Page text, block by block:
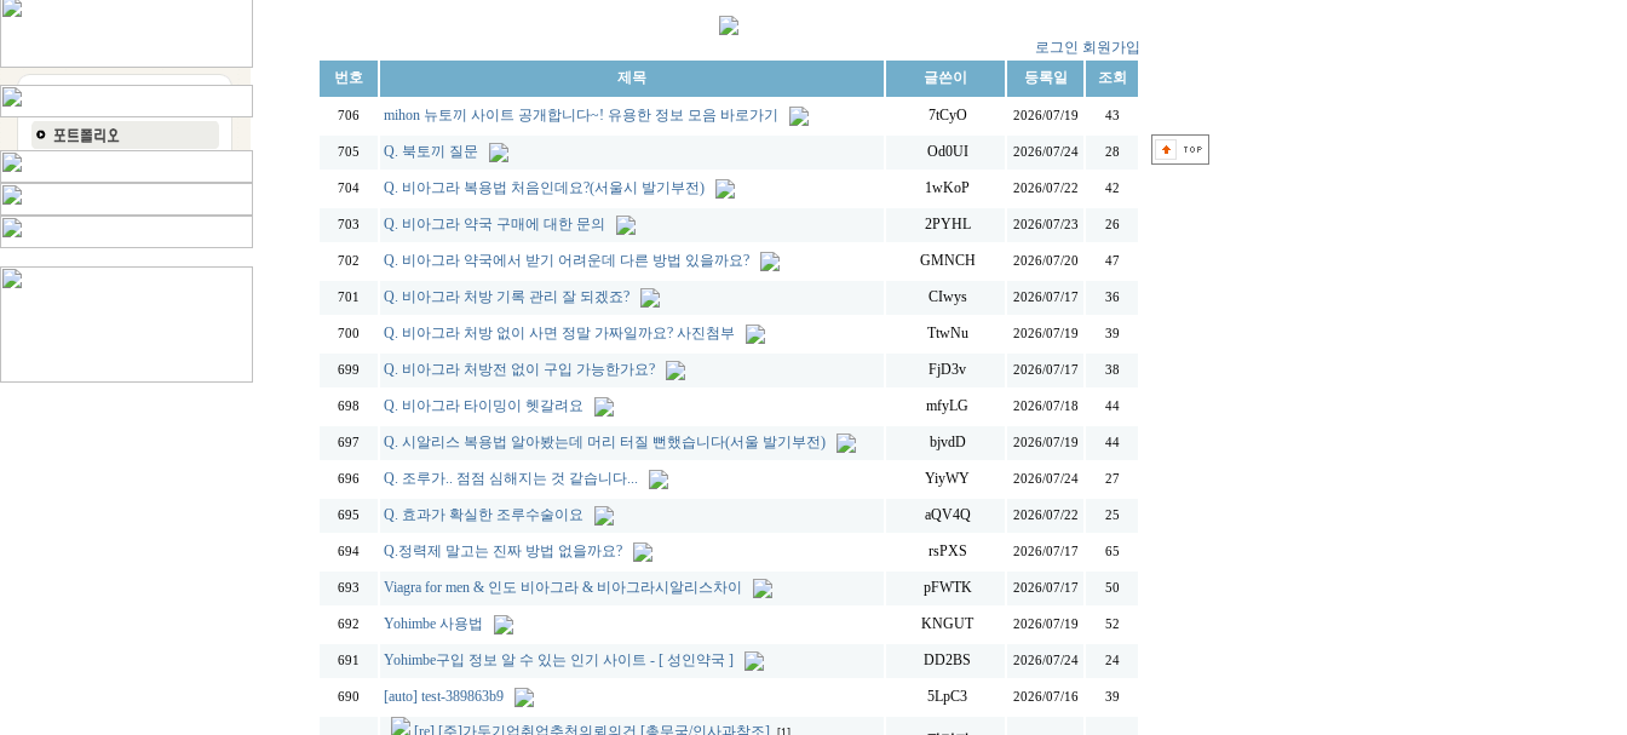
로그인 회원가입
번호
제목 글쓴이 등록일 조회
706 mihon 뉴토끼 사이트 공개합니다~! 유용한 정보 모음 바로가기 7tCyO 2026/07/19 43
705 Q. 북토끼 질문 Od0UI 2026/07/24 28
704 Q. 비아그라 복용법 처음인데요?(서울시 발기부전) 1wKoP 2026/07/22 42
703 Q. 비아그라 약국 구매에 대한 문의 2PYHL 2026/07/23 26
702 Q. 비아그라 약국에서 받기 어려운데 다른 방법 있을까요? GMNCH 2026/07/20 47
701 Q. 비아그라 처방 기록 관리 잘 되겠죠? CIwys 2026/07/17 36
700 Q. 비아그라 처방 없이 사면 정말 가짜일까요? 사진첨부 TtwNu 2026/07/19 39
699 Q. 비아그라 처방전 없이 구입 가능한가요? FjD3v 2026/07/17 38
698 Q. 비아그라 타이밍이 헷갈려요 mfyLG 2026/07/18 44
697 Q. 시알리스 복용법 알아봤는데 머리 터질 뻔했습니다(서울 발기부전) bjvdD 2026/07/19 44
696 Q. 조루가.. 점점 심해지는 것 같습니다... YiyWY 2026/07/24 27
695 Q. 효과가 확실한 조루수술이요 aQV4Q 2026/07/22 25
694 Q.정력제 말고는 진짜 방법 없을까요? rsPXS 2026/07/17 65
693 Viagra for men & 인도 비­아그라 & 비­아그라시알리스차이 pFWTK 2026/07/17 50
692 Yohimbe 사용법 KNGUT 2026/07/19 52
691 Yohimbe구입 정보 알 수 있는 인기 사이트 - [ 성인약국 ] DD2BS 2026/07/24 24
690 [auto] test-389863b9 5LpC3 2026/07/16 39
[re] [주]가두기업취업추천의뢰의건 [총무국/인사과참조] [1]